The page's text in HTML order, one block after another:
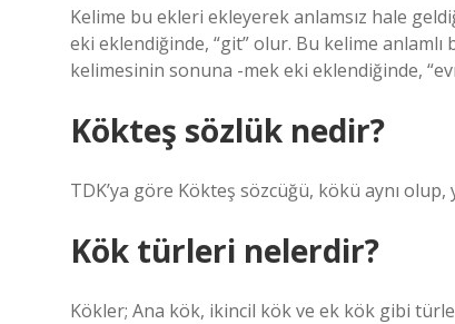
Kelime bu ekleri ekleyerek anlamsız hale
eki eklendiğinde, “git” olur. Bu kelime anlamlı
kelimesinin sonuna -mek eki eklendiğinde,
Kökteş sözlük nedir?
TDK’ya göre Kökteş sözcüğü, kökü aynı
Kök türleri nelerdir?
Kökler; Ana kök, ikincil kök ve ek kök gibi